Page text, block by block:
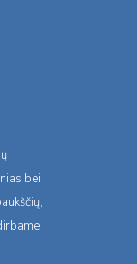
bei